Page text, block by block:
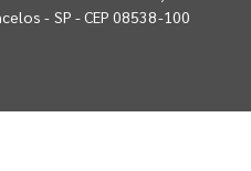
- SP - CEP 08538-100